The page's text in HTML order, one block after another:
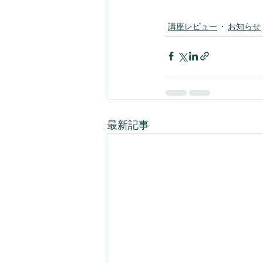
講座レビュー お知らせ
最新記事